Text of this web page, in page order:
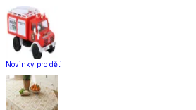
Novinky pro děti